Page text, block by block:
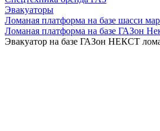
Эвакуаторы
Ломаная платформа на базе шасси
Ломаная платформа на базе ГАЗон
Эвакуатор на базе ГАЗон НЕКСТ